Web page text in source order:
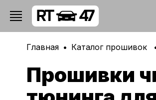
Главная Каталог прошивок
Прошивки